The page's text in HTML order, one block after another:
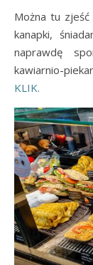
Można tu
kanapki,
naprawdę
kawiarnio-
KLIK.